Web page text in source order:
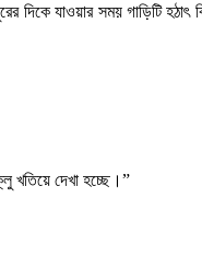
দিকে যাওয়ার সময় গাড়িটি
খতিয়ে দেখা হচ্ছে।”